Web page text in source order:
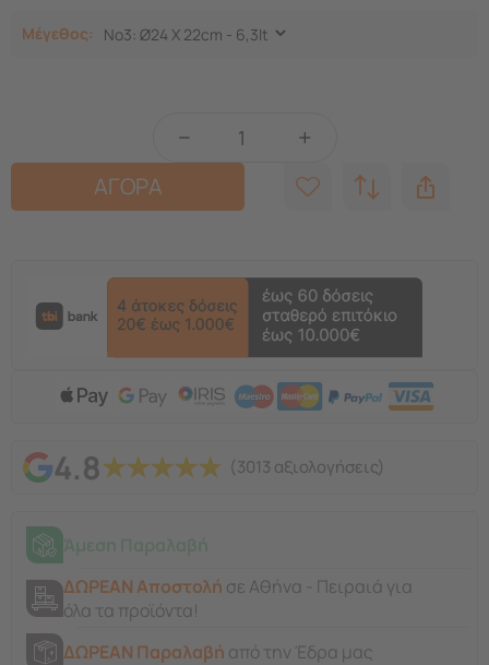
Μέγεθος:
+
−
ΑΓΟΡΑ
4.8★★★★★ (3013 αξιολογήσεις)
ΔΩΡΕΑΝ Αποστολή σε Αθήνα - Πειραιά για
όλα τα προϊόντα!
ΔΩΡΕΑΝ Παραλαβή από την Έδρα μας